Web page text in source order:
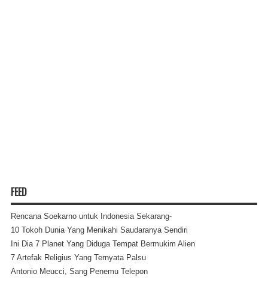
FEED
Rencana Soekarno untuk Indonesia Sekarang-
10 Tokoh Dunia Yang Menikahi Saudaranya Sendiri
Ini Dia 7 Planet Yang Diduga Tempat Bermukim Alien
7 Artefak Religius Yang Ternyata Palsu
Antonio Meucci, Sang Penemu Telepon